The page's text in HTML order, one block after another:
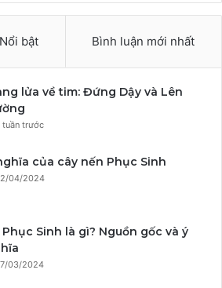
Nổi bật Bình luận mới nhất
lửa về tim: Đứng Dậy và Lên
tuần trước
của cây nến Phục Sinh
04/2024
Phục Sinh là gì? Nguồn gốc và ý
03/2024